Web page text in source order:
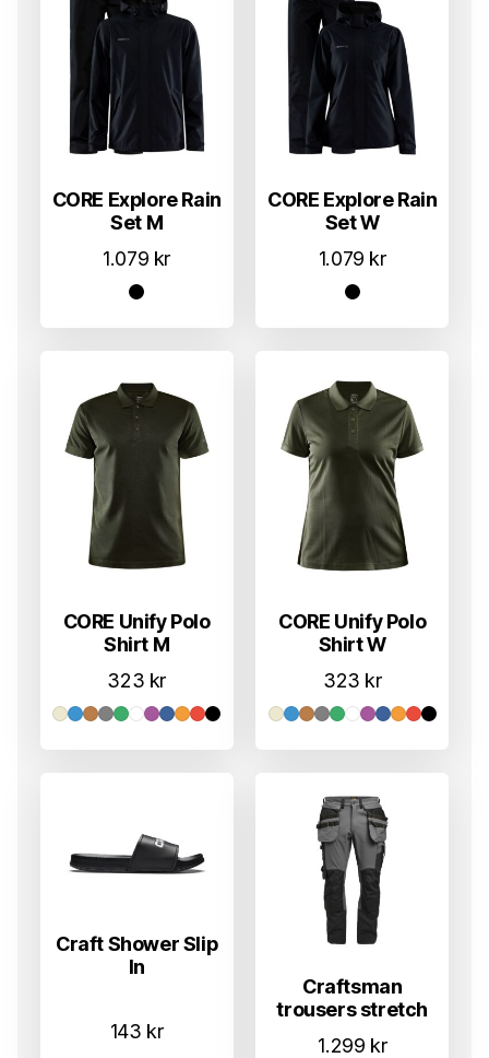
CORE Explore Rain
Set M
1.079 kr
CORE Explore Rain
Set W
1.079 kr
CORE Unify Polo
Shirt M
323 kr
CORE Unify Polo
Shirt W
323 kr
Craft Shower Slip
In
143 kr
Craftsman
trousers stretch
1.299 kr